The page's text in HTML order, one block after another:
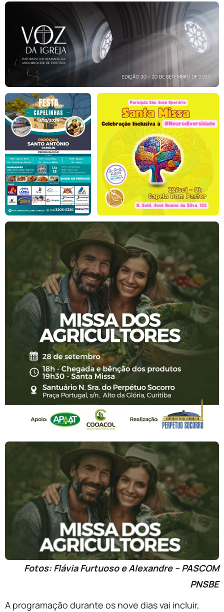
Fotos: Flávia Furtuoso e Alexandre – PASCOM
PNSBE
A programação durante os nove dias vai incluir,